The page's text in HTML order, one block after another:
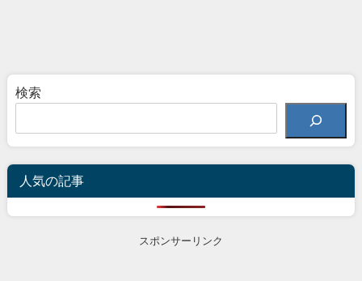
検索
人気の記事
スポンサーリンク